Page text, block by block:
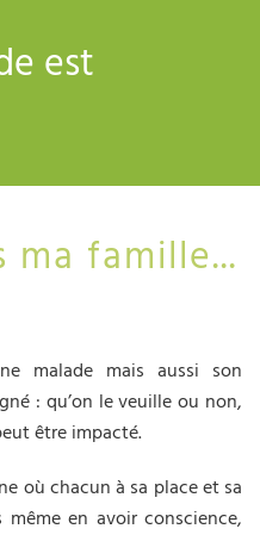
est
ma famille...
malade mais aussi son
: qu’on le veuille ou non,
être impacté.
où chacun à sa place et sa
en avoir conscience,